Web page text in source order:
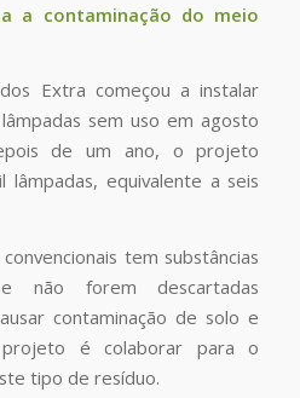
a contaminação do meio
Extra começou a instalar
sem uso em agosto
de um ano, o projeto
equivalente a seis
tem substâncias
não forem descartadas
contaminação de solo e
é colaborar para o
tipo de resíduo.